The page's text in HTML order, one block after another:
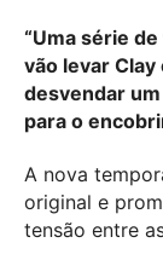
“Uma série
vão levar Clay
desvendar
para o
A nova
original e
tensão entre